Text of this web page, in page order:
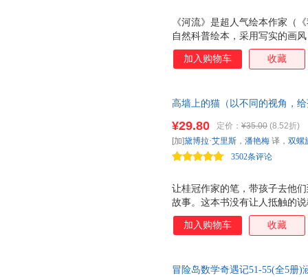
《河流》是超人气绘本作家（
自然科普绘本，采用写实的画
在河里的145种生物。 彭懿老
命，似水一般温柔的流淌。 本
段读者的经典之作，展现了河
的绘本，不仅为读者带来视觉
自然与人类之间的共生。
加入购物车 收藏
高墙上的猫（以不同的视角，
误会和冲突。不同的视角，给
现两个世界的故事。同名动*电
馆）
让桂冠作家的笔，带孩子去他
故事。这本书没有让人抵触的
角，再次审视这个世界的善良
来转变青春期孩子们的叛逆思
同的视角，换位思考，让孩子
¥29.80 定价： ¥35.00 (8.52折)
3502条评论
[加]黛博拉·艾里斯 ， 潘艳梅 译， 双螺
加入购物车 收藏
冒险岛数学奇遇记51-55(全5册